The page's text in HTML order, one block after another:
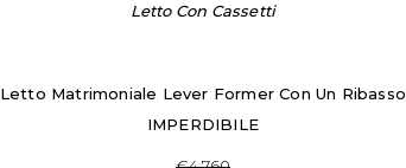
Letto Con Cassetti
Letto Matrimoniale Lever Former Con Un Ribasso
IMPERDIBILE